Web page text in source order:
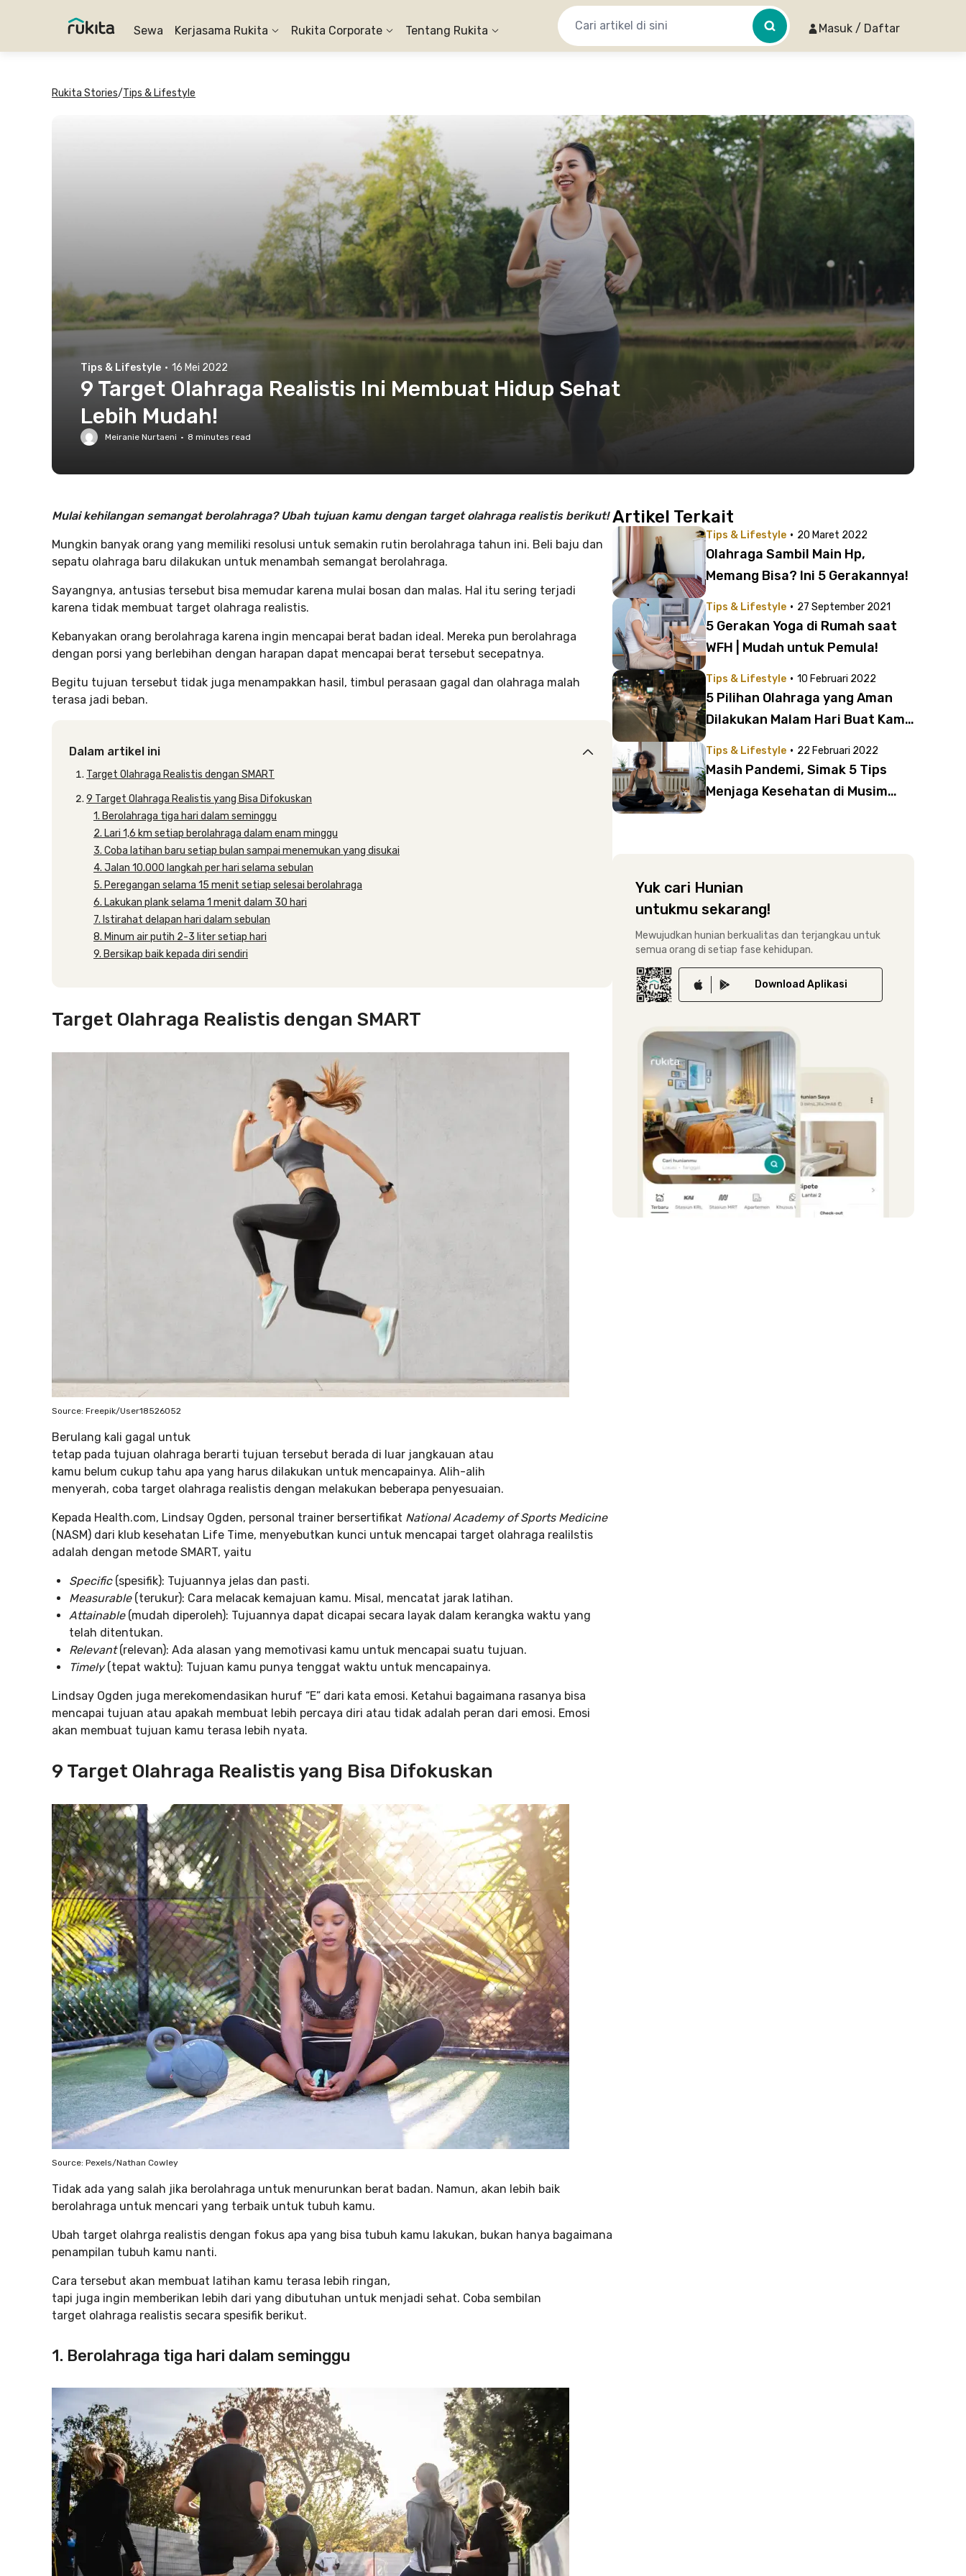
Sewa Kerjasama Rukita Rukita Corporate Tentang Rukita Masuk / Daftar
Rukita Stories/Tips & Lifestyle
Tips & Lifestyle · 16 Mei 2022
9 Target Olahraga Realistis Ini Membuat Hidup Sehat
Lebih Mudah!
Meiranie Nurtaeni · 8 minutes read
Mulai kehilangan semangat berolahraga? Ubah tujuan kamu dengan target olahraga realistis berikut!
Mungkin banyak orang yang memiliki resolusi untuk semakin rutin berolahraga tahun ini. Beli baju dan
sepatu olahraga baru dilakukan untuk menambah semangat berolahraga.
Sayangnya, antusias tersebut bisa memudar karena mulai bosan dan malas. Hal itu sering terjadi
karena tidak membuat target olahraga realistis.
Kebanyakan orang berolahraga karena ingin mencapai berat badan ideal. Mereka pun berolahraga
dengan porsi yang berlebihan dengan harapan dapat mencapai berat tersebut secepatnya.
Begitu tujuan tersebut tidak juga menampakkan hasil, timbul perasaan gagal dan olahraga malah
terasa jadi beban.
Dalam artikel ini
Target Olahraga Realistis dengan SMART
9 Target Olahraga Realistis yang Bisa Difokuskan
1. Berolahraga tiga hari dalam seminggu
2. Lari 1,6 km setiap berolahraga dalam enam minggu
3. Coba latihan baru setiap bulan sampai menemukan yang disukai
4. Jalan 10.000 langkah per hari selama sebulan
5. Peregangan selama 15 menit setiap selesai berolahraga
6. Lakukan plank selama 1 menit dalam 30 hari
7. Istirahat delapan hari dalam sebulan
8. Minum air putih 2-3 liter setiap hari
9. Bersikap baik kepada diri sendiri
Target Olahraga Realistis dengan SMART
Source: Freepik/User18526052
Berulang kali gagal untuk
tetap pada tujuan olahraga berarti tujuan tersebut berada di luar jangkauan atau
kamu belum cukup tahu apa yang harus dilakukan untuk mencapainya. Alih-alih
menyerah, coba target olahraga realistis dengan melakukan beberapa penyesuaian.
Kepada Health.com, Lindsay Ogden, personal trainer bersertifikat National Academy of Sports Medicine
(NASM) dari klub kesehatan Life Time, menyebutkan kunci untuk mencapai target olahraga realilstis
adalah dengan metode SMART, yaitu
Specific(spesifik): Tujuannya jelas dan pasti.
Measurable (terukur): Cara melacak kemajuan kamu. Misal, mencatat jarak latihan.
Attainable(mudah diperoleh): Tujuannya dapat dicapai secara layak dalam kerangka waktu yang
telah ditentukan.
Relevant(relevan): Ada alasan yang memotivasi kamu untuk mencapai suatu tujuan.
Timely(tepat waktu): Tujuan kamu punya tenggat waktu untuk mencapainya.
Lindsay Ogden juga merekomendasikan huruf “E” dari kata emosi. Ketahui bagaimana rasanya bisa
mencapai tujuan atau apakah membuat lebih percaya diri atau tidak adalah peran dari emosi. Emosi
akan membuat tujuan kamu terasa lebih nyata.
9 Target Olahraga Realistis yang Bisa Difokuskan
Source: Pexels/Nathan Cowley
Tidak ada yang salah jika berolahraga untuk menurunkan berat badan. Namun, akan lebih baik
berolahraga untuk mencari yang terbaik untuk tubuh kamu.
Ubah target olahrga realistis dengan fokus apa yang bisa tubuh kamu lakukan, bukan hanya bagaimana
penampilan tubuh kamu nanti.
Cara tersebut akan membuat latihan kamu terasa lebih ringan,
tapi juga ingin memberikan lebih dari yang dibutuhan untuk menjadi sehat. Coba sembilan
target olahraga realistis secara spesifik berikut.
1. Berolahraga tiga hari dalam seminggu
Artikel Terkait
Tips & Lifestyle · 20 Maret 2022
Olahraga Sambil Main Hp,
Memang Bisa? Ini 5 Gerakannya!
Tips & Lifestyle · 27 September 2021
5 Gerakan Yoga di Rumah saat
WFH | Mudah untuk Pemula!
Tips & Lifestyle · 10 Februari 2022
5 Pilihan Olahraga yang Aman
Dilakukan Malam Hari Buat Kamu
Tips & Lifestyle · 22 Februari 2022
Masih Pandemi, Simak 5 Tips
Menjaga Kesehatan di Musim
Yuk cari Hunian
untukmu sekarang!
Mewujudkan hunian berkualitas dan terjangkau untuk
semua orang di setiap fase kehidupan.
Download Aplikasi